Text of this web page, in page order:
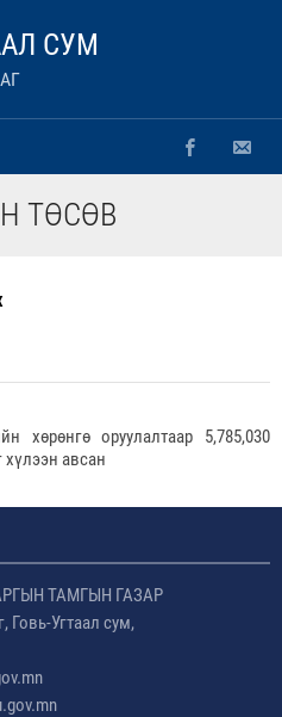
СУМ
ТӨСӨВ
хөрөнгө оруулалтаар 5,785,030
авсан
ТАМГЫН ГАЗАР
Говь-Угтаал сум,